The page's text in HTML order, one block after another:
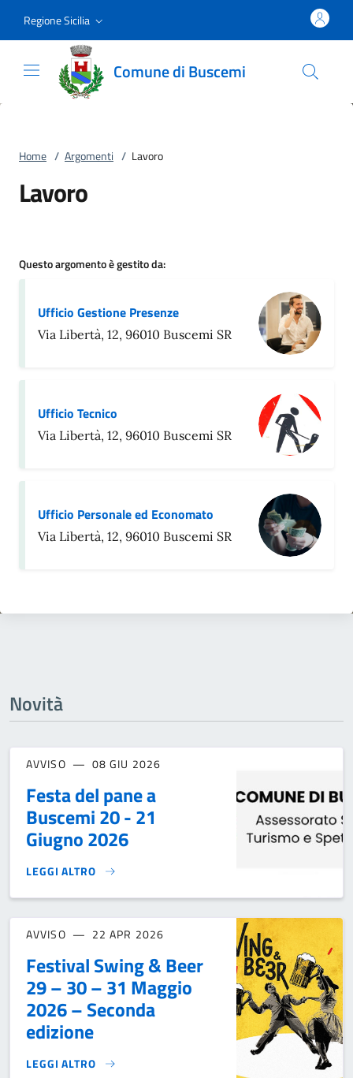
Regione Sicilia
Comune di Buscemi
Home / Argomenti / Lavoro
Lavoro
Questo argomento è gestito da:
Ufficio Gestione Presenze
Via Libertà, 12, 96010 Buscemi SR
Ufficio Tecnico
Via Libertà, 12, 96010 Buscemi SR
Ufficio Personale ed Economato
Via Libertà, 12, 96010 Buscemi SR
Novità
AVVISO 08 GIU 2026
Festa del pane a
Buscemi 20 - 21
Giugno 2026
LEGGI ALTRO
FESTA DEL PANE A BUSCEMI 20 - 21 GIUGNO 2026}
AVVISO 22 APR 2026
Festival Swing & Beer
29 – 30 – 31 Maggio
2026 – Seconda
edizione
LEGGI ALTRO
FESTIVAL SWING & BEER 29 – 30 – 31 MAGGIO 2026 –